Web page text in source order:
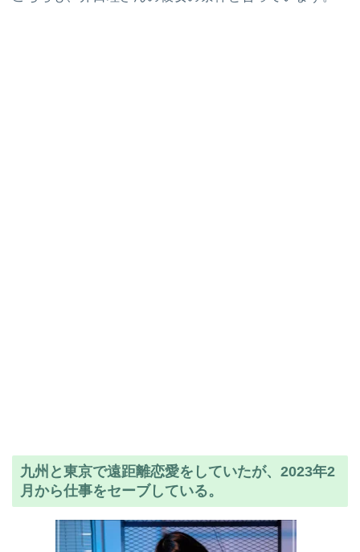
九州と東京で遠距離恋愛をしていたが、2023年2
月から仕事をセーブしている。